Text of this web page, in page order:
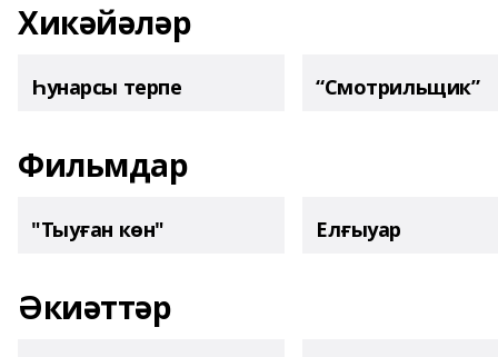
Хикәйәләр
Һунарсы терпе “Смотрильщик”
Фильмдар
"Тыуған көн" Елғыуар
Әкиәттәр